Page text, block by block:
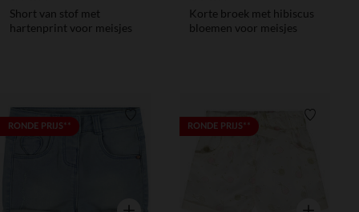
Short van stof met
hartenprint voor meisjes
Korte broek met hibiscus
bloemen voor meisjes
RONDE PRIJS** Verlanglijstje.
Snel overzicht
RONDE PRIJS**
Snel